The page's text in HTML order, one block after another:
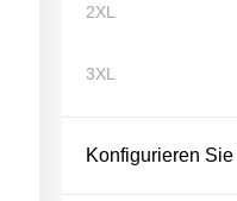
2XL
3XL
Konfigurieren